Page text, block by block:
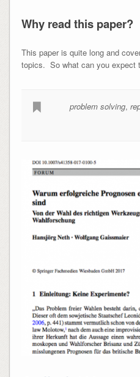
Why read this paper?
This paper is quite long and
topics. So what can you expect
problem solving,